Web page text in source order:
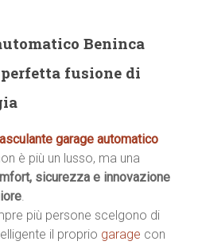
Beninca
fusione di
garage automatico
è più un lusso, ma una
sicurezza e innovazione
.
più persone scelgono di
il proprio garage con